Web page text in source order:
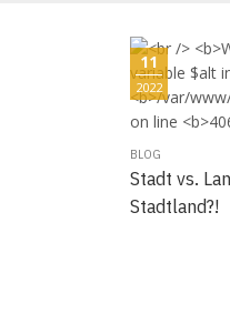
11
2022
BLOG
Stadt vs.
Stadtland?!